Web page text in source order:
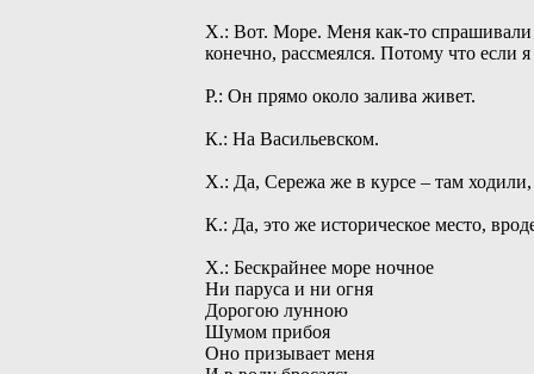
Х.: Вот. Море. Меня как-то
конечно, рассмеялся. Потому что если
Р.: Он прямо около залива живет.
К.: На Васильевском.
Х.: Да, Сережа же в курсе – там
К.: Да, это же историческое место,
Х.: Бескрайнее море ночное
Ни паруса и ни огня
Дорогою лунною
Шумом прибоя
Оно призывает меня